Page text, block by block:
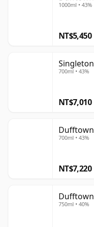
1000ml • 43%
NT$5,450
700ml • 43%
NT$7,010
700ml • 43%
NT$7,220
Dufftown
750ml • 40%